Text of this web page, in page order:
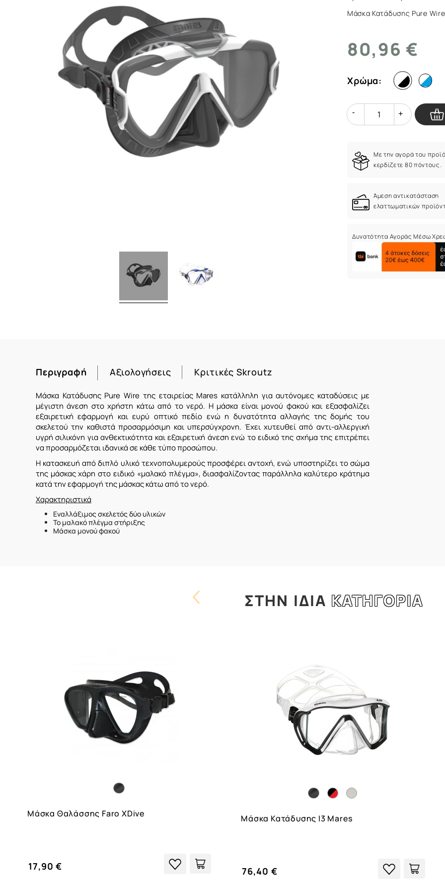
ArmyMarket.gr
Μάσκα Κατάδυσης Pure
80,96 €
Χρώμα:
Quantity
Quantity
Με την αγορά του
κερδίζετε 80 πόντους.
Άμεση αντικατάσταση
ελαττωματικών
Δυνατότητα Αγοράς Μέσω
Περιγραφή Αξιολογήσεις Κριτικές Skroutz
Μάσκα Κατάδυσης Pure Wire της εταιρείας Mares κατάλληλη για αυτόνομες καταδύσεις με
μέγιστη άνεση στο χρήστη κάτω από το νερό. Η μάσκα είναι μονού φακού και εξασφαλίζει
εξαιρετική εφαρμογή και ευρύ οπτικό πεδίο ενώ η δυνατότητα αλλαγής της δομής του
σκελετού την καθιστά προσαρμόσιμη και υπερσύγχρονη. Έχει χυτευθεί από αντι-αλλεργική
υγρή σιλικόνη για ανθεκτικότητα και εξαιρετική άνεση ενώ το ειδικό της σχήμα της επιτρέπει
να προσαρμόζεται ιδανικά σε κάθε τύπο προσώπου.
Η κατασκευή από διπλό υλικό τεχνοπολυμερούς προσφέρει αντοχή, ενώ υποστηρίζει το σώμα
της μάσκας χάρη στο ειδικό «μαλακό πλέγμα», διασφαλίζοντας παράλληλα καλύτερο κράτημα
κατά την εφαρμογή της μάσκας κάτω από το νερό.
Χαρακτηριστικά
Εναλλάξιμος σκελετός δύο υλικών
Το μαλακό πλέγμα στήριξης
Μάσκα μονού φακού
ΣΤΗΝ ΙΔΙΑ ΚΑΤΗΓΟΡΙΑ
Μάσκα Θαλάσσης Faro XDive
17,90 €
Μάσκα Κατάδυσης I3 Mares
76,40 €